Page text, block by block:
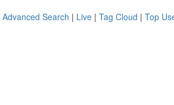
Advanced Search | Live | Tag Cloud | Top